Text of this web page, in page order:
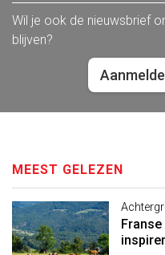
Wil je ook de nieuwsbrief
blijven?
MEEST GELEZEN
Franse